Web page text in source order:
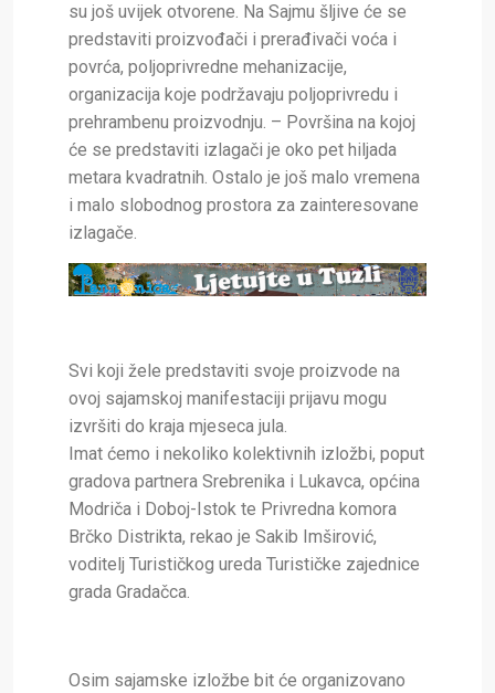
su još uvijek otvorene. Na Sajmu šljive će se
predstaviti proizvođači i prerađivači voća i
povrća, poljoprivredne mehanizacije,
organizacija koje podržavaju poljoprivredu i
prehrambenu proizvodnju. – Površina na kojoj
će se predstaviti izlagači je oko pet hiljada
metara kvadratnih. Ostalo je još malo vremena
i malo slobodnog prostora za zainteresovane
izlagače.
Svi koji žele predstaviti svoje proizvode na
ovoj sajamskoj manifestaciji prijavu mogu
izvršiti do kraja mjeseca jula.
Imat ćemo i nekoliko kolektivnih izložbi, poput
gradova partnera Srebrenika i Lukavca, općina
Modriča i Doboj-Istok te Privredna komora
Brčko Distrikta, rekao je Sakib Imširović,
voditelj Turističkog ureda Turističke zajednice
grada Gradačca.
Osim sajamske izložbe bit će organizovano